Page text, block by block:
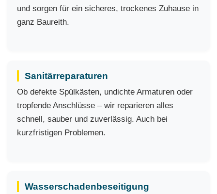
und sorgen für ein sicheres, trockenes Zuhause in
ganz Baureith.
Sanitärreparaturen
Ob defekte Spülkästen, undichte Armaturen oder
tropfende Anschlüsse – wir reparieren alles
schnell, sauber und zuverlässig. Auch bei
kurzfristigen Problemen.
Wasserschadenbeseitigung